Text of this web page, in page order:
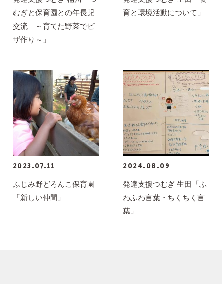
むぎと保育園との年長児
交流 ～育てた野菜でピ
ザ作り～」
育と環境活動について」
2023.07.11
ふじみ野どろんこ保育園
「新しい仲間」
2024.08.09
発達支援つむぎ 生田「ふ
わふわ言葉・ちくちく言
葉」